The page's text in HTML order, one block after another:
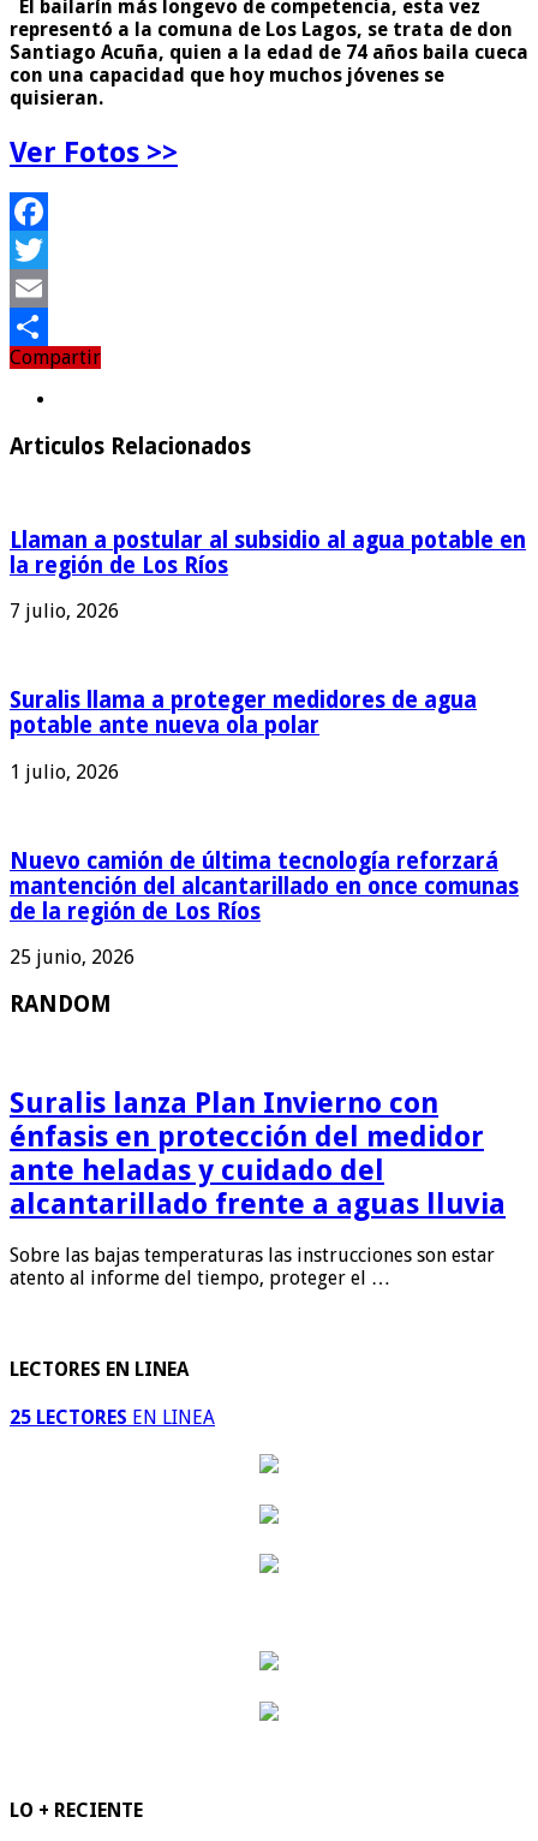
El bailarín más longevo de competencia, esta vez
representó a la comuna de Los Lagos, se trata de don
Santiago Acuña, quien a la edad de 74 años baila cueca
con una capacidad que hoy muchos jóvenes se
quisieran.
Ver Fotos >>
Facebook
Twitter
Email
Compartir
Compartir
Articulos Relacionados
Llaman a postular al subsidio al agua potable en
la región de Los Ríos
7 julio, 2026
Suralis llama a proteger medidores de agua
potable ante nueva ola polar
1 julio, 2026
Nuevo camión de última tecnología reforzará
mantención del alcantarillado en once comunas
de la región de Los Ríos
25 junio, 2026
RANDOM
Suralis lanza Plan Invierno con
énfasis en protección del medidor
ante heladas y cuidado del
alcantarillado frente a aguas lluvia
Sobre las bajas temperaturas las instrucciones son estar
atento al informe del tiempo, proteger el …
LECTORES EN LINEA
25 LECTORES EN LINEA
LO + RECIENTE